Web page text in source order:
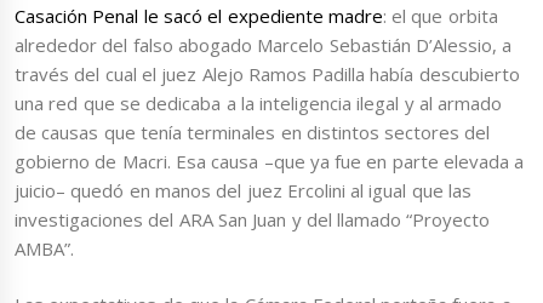
Casación Penal le sacó el expediente madre: el que orbita
alrededor del falso abogado Marcelo Sebastián D’Alessio, a
través del cual el juez Alejo Ramos Padilla había descubierto
una red que se dedicaba a la inteligencia ilegal y al armado
de causas que tenía terminales en distintos sectores del
gobierno de Macri. Esa causa –que ya fue en parte elevada a
juicio– quedó en manos del juez Ercolini al igual que las
investigaciones del ARA San Juan y del llamado “Proyecto
AMBA”.